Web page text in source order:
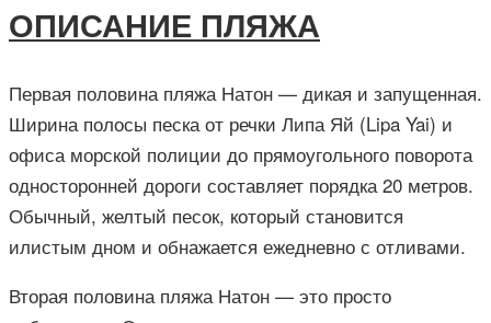
ОПИСАНИЕ ПЛЯЖА
Первая половина пляжа Натон — дикая и запущенная.
Ширина полосы песка от речки Липа Яй (Lipa Yai) и
офиса морской полиции до прямоугольного поворота
односторонней дороги составляет порядка 20 метров.
Обычный, желтый песок, который становится
илистым дном и обнажается ежедневно с отливами.
Вторая половина пляжа Натон — это просто